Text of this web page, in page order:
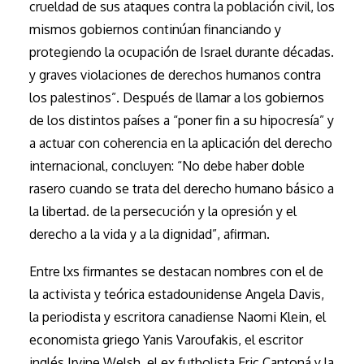
crueldad de sus ataques contra la población civil, los
mismos gobiernos continúan financiando y
protegiendo la ocupación de Israel durante décadas.
y graves violaciones de derechos humanos contra
los palestinos”. Después de llamar a los gobiernos
de los distintos países a “poner fin a su hipocresía” y
a actuar con coherencia en la aplicación del derecho
internacional, concluyen: “No debe haber doble
rasero cuando se trata del derecho humano básico a
la libertad. de la persecución y la opresión y el
derecho a la vida y a la dignidad”, afirman.
Entre lxs firmantes se destacan nombres con el de
la activista y teórica estadounidense Angela Davis,
la periodista y escritora canadiense Naomi Klein, el
economista griego Yanis Varoufakis, el escritor